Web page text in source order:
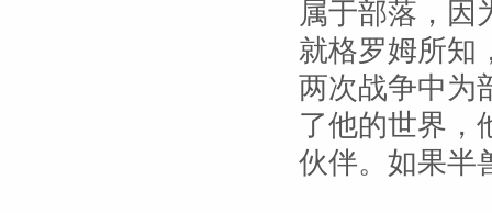
属于部落，因
就格罗姆所知
两次战争中为
了他的世界，
伙伴。如果半